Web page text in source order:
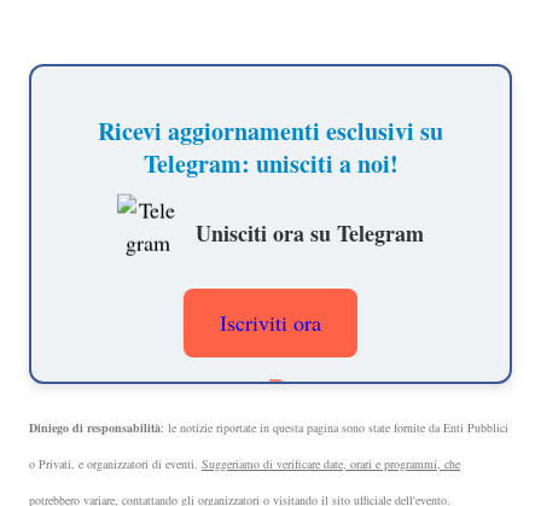
Ricevi aggiornamenti esclusivi su
Telegram: unisciti a noi!
Unisciti ora su Telegram
Iscriviti ora
Diniego di responsabilità: le notizie riportate in questa pagina sono state fornite da Enti Pubblici
o Privati, e organizzatori di eventi. Suggeriamo di verificare date, orari e programmi, che
potrebbero variare , contattando gli organizzatori o visitando il sito ufficiale dell'evento.